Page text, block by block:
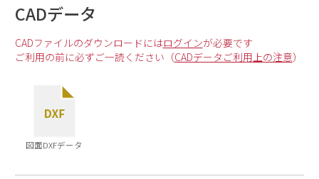
CADデータ
CADファイルのダウンロードにはログインが必要です
ご利用の前に必ずご一読ください（CADデータご利用上の注意）
図面DXFデータ